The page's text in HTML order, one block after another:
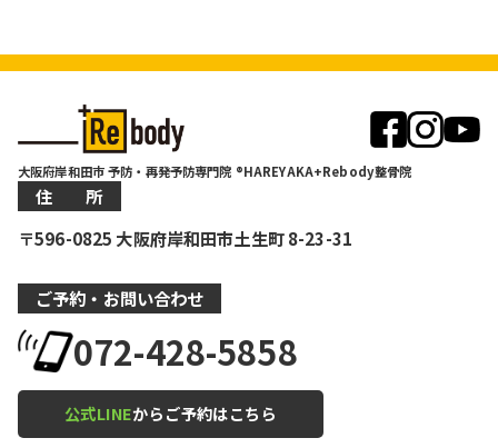
大阪府岸和田市 予防・再発予防専門院 ®HAREYAKA+Rebody整骨院
住 所
〒596-0825 大阪府岸和田市土生町 8-23-31
ご予約・お問い合わせ
072-428-5858
公式LINEからご予約はこちら